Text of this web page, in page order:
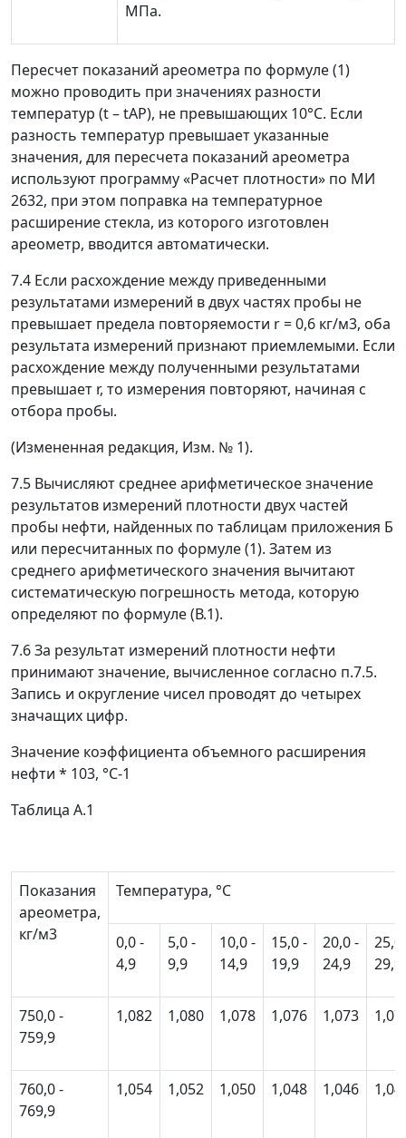
МПа.
Пересчет показаний ареометра по формуле (1)
можно проводить при значениях разности
температур (t–tАР), не превышающих 10°С. Если
разность температур превышает указанные
значения, для пересчета показаний ареометра
используют программу «Расчет плотности» по МИ
2632, при этом поправка на температурное
расширение стекла, из которого изготовлен
ареометр, вводится автоматически.
7.4 Если расхождение между приведенными
результатами измерений в двух частях пробы не
превышает предела повторяемости r= 0,6 кг/м3, оба
результата измерений признают приемлемыми. Если
расхождение между полученными результатами
превышает r, то измерения повторяют, начиная с
отбора пробы.
(Измененная редакция, Изм. № 1).
7.5 Вычисляют среднее арифметическое значение
результатов измерений плотности двух частей
пробы нефти, найденных по таблицам приложения Б
или пересчитанных по формуле (1). Затем из
среднего арифметического значения вычитают
систематическую погрешность метода, которую
определяют по формуле (В.1).
7.6 За результат измерений плотности нефти
принимают значение, вычисленное согласно п.7.5.
Запись и округление чисел проводят до четырех
значащих цифр.
Значение коэффициента объемного расширения
нефти * 103, °С-1
Таблица А.1
Показания
ареометра,
кг/м3
Температура, °С
0,0 -
4,9
5,0 -
9,9
10,0 -
14,9
15,0 -
19,9
20,0 -
24,9
25,0
29,9
750,0 -
759,9
1,082 1,080 1,078 1,076 1,073
760,0 -
769,9
1,054 1,052 1,050 1,048 1,046